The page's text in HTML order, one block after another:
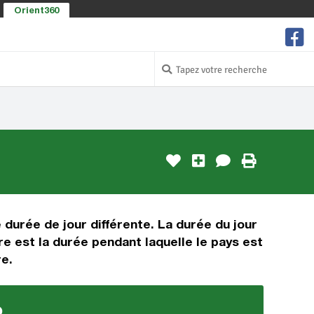
Orient360
durée de jour différente. La durée du jour
est la durée pendant laquelle le pays est